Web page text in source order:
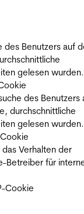
des Benutzers auf
gelesen wurden.
des Benutzers
durchschnittliche
gelesen wurden.
Verhalten der
Betreiber für
Cookie